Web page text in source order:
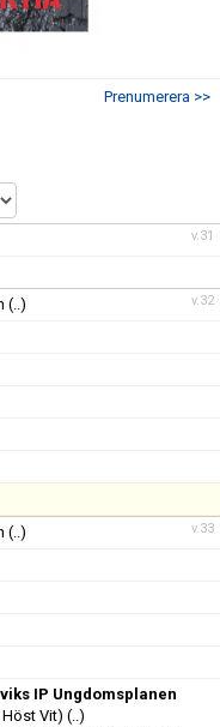
Prenumerera >>
v.31
v.32
(..)
v.33
(..)
IP Ungdomsplanen
Vit) (..)